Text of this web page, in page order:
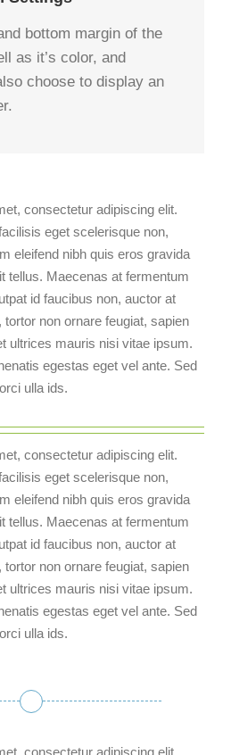
bottom margin of the
as it’s color, and
choose to display an
consectetur adipiscing elit.
eget scelerisque non,
eleifend nibh quis eros gravida
tellus. Maecenas at fermentum
id faucibus non, auctor at
non ornare feugiat, sapien
ultrices mauris nisi vitae ipsum.
egestas eget vel ante. Sed
ulla ids.
consectetur adipiscing elit.
eget scelerisque non,
eleifend nibh quis eros gravida
tellus. Maecenas at fermentum
id faucibus non, auctor at
non ornare feugiat, sapien
ultrices mauris nisi vitae ipsum.
egestas eget vel ante. Sed
ulla ids.
consectetur adipiscing elit.